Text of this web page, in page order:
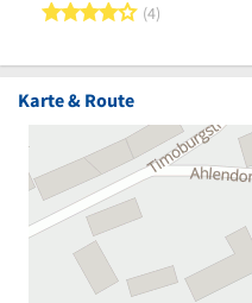
4 von 5
4
Karte & Route